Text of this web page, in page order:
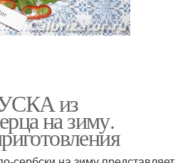
из
на зиму.